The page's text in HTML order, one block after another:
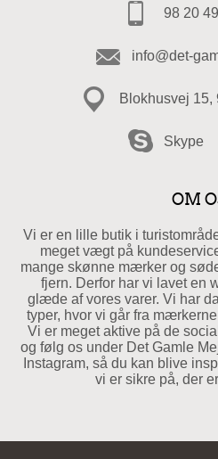
98 20
info@det-
Blokhusvej 15,
Skype
OM
Vi er en lille butik i
meget vægt på
mange skønne mærker og
fjern. Derfor har vi lavet en
glæde af vores varer. Vi har
typer, hvor vi går fra
Vi er meget aktive på de
og følg os under Det Gamle
Instagram, så du kan blive
vi er sikre på, der